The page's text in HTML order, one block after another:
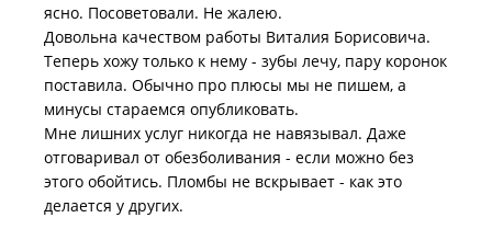
ясно. Посоветовали. Не жалею.
Довольна качеством работы Виталия Борисовича.
Теперь хожу только к нему - зубы лечу, пару коронок
поставила. Обычно про плюсы мы не пишем, а
минусы стараемся опубликовать.
Мне лишних услуг никогда не навязывал. Даже
отговаривал от обезболивания - если можно без
этого обойтись. Пломбы не вскрывает - как это
делается у других.